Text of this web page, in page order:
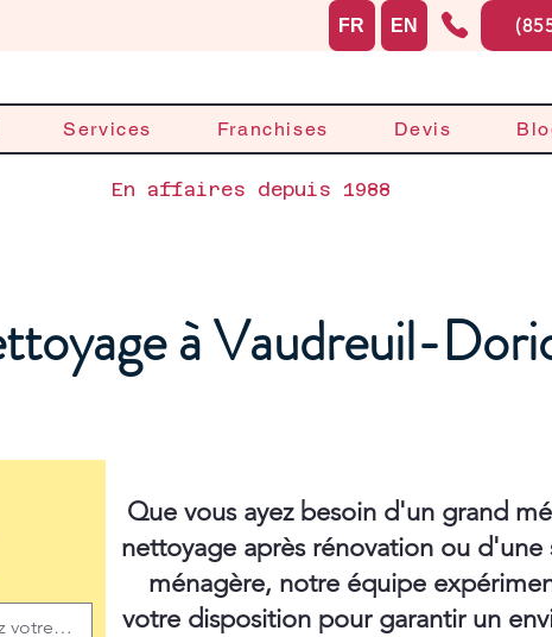
Services Franchises Devis
En affaires depuis 1988
FR EN
à Vaudreuil-
Que vous ayez besoin d'un grand
nettoyage après rénovation ou d'une
ménagère, notre équipe
votre disposition pour garantir un